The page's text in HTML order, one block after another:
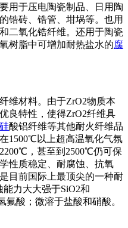
用于压电陶瓷制品、日用陶
锆砖、锆管、坩埚等。也用
二氧化锆纤维。还用于陶瓷
树脂中可增加耐热盐水的腐
维材料。由于ZrO2物质本
良特性，使得ZrO2纤维具
硅酸铝纤维等其他耐火纤维品
1500℃以上超高温氧化气氛
，甚至到2500℃仍可保
性质稳定、耐腐蚀、抗氧
目前国际上最顶尖的一种耐
力大大强于SiO2和
酸；微溶于盐酸和硝酸。